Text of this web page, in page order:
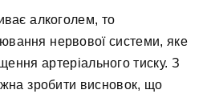
алкоголем, то
нервової системи, яке
артеріального тиску. З
зробити висновок, що